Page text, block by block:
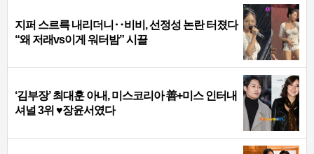
지퍼 스르륵 내리더니‥비비, 선정성 논란 터졌다
“왜 저래vs이게 워터밤” 시끌
‘김부장’ 최대훈 아내, 미스코리아 善+미스 인터내
셔널 3위 ♥장윤서였다